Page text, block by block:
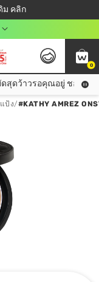
ม คลิก
ๆ 10%! 🎉
฿
ไง?
0
สุดว้าวรอคุณอยู่ ชอปคุ้มก
แป้ง/#KATHY AMREZ